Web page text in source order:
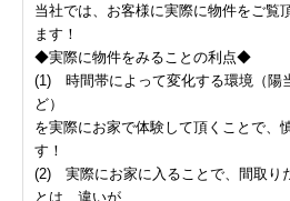
当社では、お客様に実際に物件をご覧
ます！
◆実際に物件をみることの利点◆
(1) 時間帯によって変化する環境（陽
ど）
を実際にお家で体験して頂くことで、
す！
(2) 実際にお家に入ることで、間取り
とは、違いが